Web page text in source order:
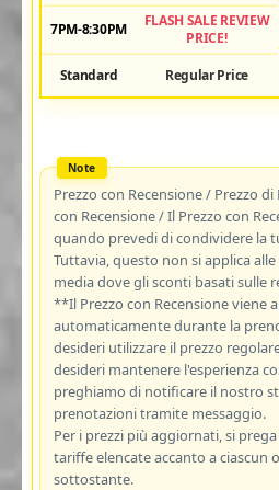
7PM-8:30PM
FLASH SALE REVIEW
PRICE!
Standard Regular Price
Prezzo con Recensione / Prezzo
con Recensione / Il Prezzo con
quando prevedi di condividere la
Tuttavia, questo non si applica
media dove gli sconti basati sulle
**Il Prezzo con Recensione viene
automaticamente durante la
desideri utilizzare il prezzo
desideri mantenere l'esperienza
preghiamo di notificare il nostro
prenotazioni tramite messaggio.
Per i prezzi più aggiornati, si
tariffe elencate accanto a ciascun
sottostante.